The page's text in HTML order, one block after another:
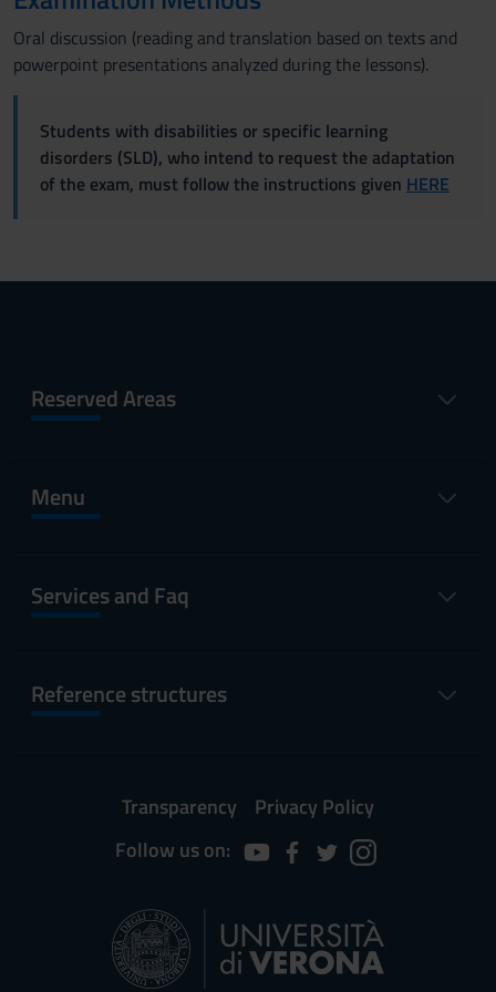
Oral discussion (reading and translation based on texts and
powerpoint presentations analyzed during the lessons).
Students with disabilities or specific learning
disorders (SLD), who intend to request the adaptation
of the exam, must follow the instructions given HERE
Reserved Areas
Menu
Services and Faq
Reference structures
Transparency
Privacy Policy
Follow us on: